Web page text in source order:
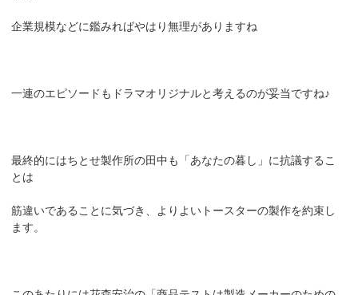
企業規模などに鑑みればやはり無理がありますね
一連のエピソードもドラマオリジナルと考えるのが妥当ですね♪
最終的にはちとせ製作所の田中も「あなたの暮し」に抗議するこ
とは
筋違いであることに気づき、よりよいトースターの製作を約束し
ます。